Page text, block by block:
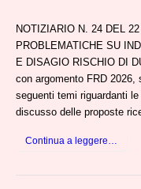
NOTIZIARIO N. 24 DEL
PROBLEMATICHE SU
E DISAGIO RISCHIO DI
con argomento FRD
seguenti temi riguardanti
discusso delle proposte
Continua a leggere…